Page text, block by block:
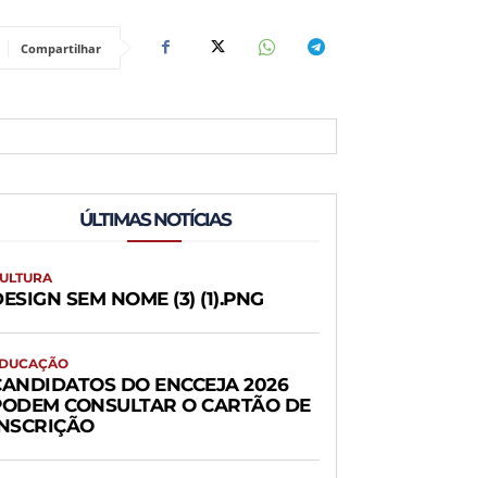
Compartilhar
ÚLTIMAS NOTÍCIAS
SEM NOME (3) (1).PNG
DO ENCCEJA 2026
CONSULTAR O CARTÃO DE